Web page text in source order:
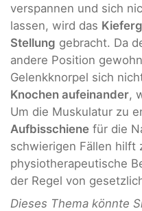
verspannen und sich
lassen, wird das
Stellung gebracht. Da
andere Position
Gelenkknorpel sich
Knochen aufeinander,
Um die Muskulatur zu
Aufbisschiene für die
schwierigen Fällen hilft
physiotherapeutische
der Regel von
Dieses Thema könnte